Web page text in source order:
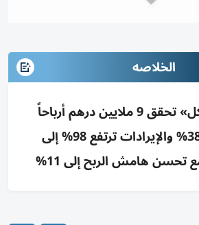
الخلاصه
«دريك آند سكل» تحقق 9 ملايين درهم أرباحاً
نصفية بنمو 38% والإيرادات ترتفع 98% إلى